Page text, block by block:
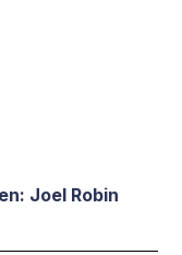
Joel Robin